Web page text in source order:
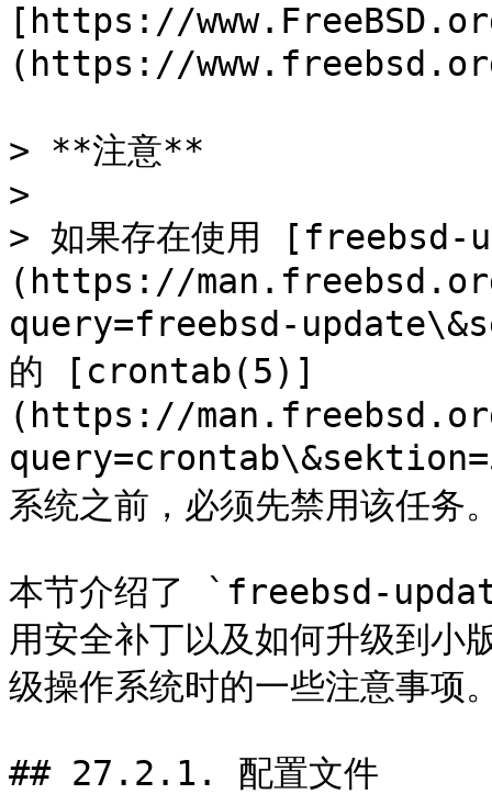
[https://
(https://
> **注意**
>
> 如果存在使用
(https://
query=freebsd-
的 [crontab(5)]
(https://
系统之前，必须先禁用该任务
本节介绍了 `freebsd-
用安全补丁以及如何升级到小
级操作系统时的一些注意事项
## 27.2.1. 配置文件